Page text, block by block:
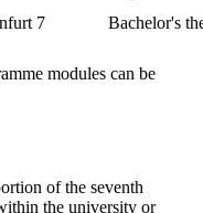
7 Bachelor's
modules can be
of the seventh
the university or